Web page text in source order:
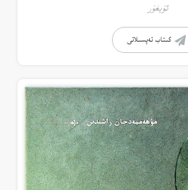
ئۇيغۇر
كىتاب تەپسىلاتى